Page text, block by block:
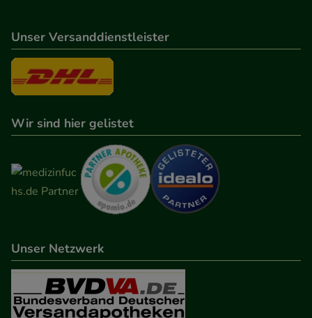
Unser Versanddienstleister
Wir sind hier gelistet
Unser Netzwerk